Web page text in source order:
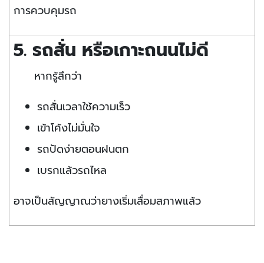
การควบคุมรถ
5. รถสั่น หรือเกาะถนนไม่ดี
หากรู้สึกว่า
รถสั่นเวลาใช้ความเร็ว
เข้าโค้งไม่มั่นใจ
รถปัดง่ายตอนฝนตก
เบรกแล้วรถไหล
อาจเป็นสัญญาณว่ายางเริ่มเสื่อมสภาพแล้ว